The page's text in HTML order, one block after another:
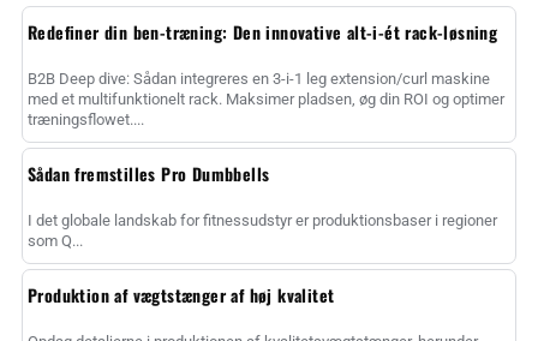
Redefiner din ben-træning: Den innovative alt-i-ét rack-løsning
B2B Deep dive: Sådan integreres en 3-i-1 leg extension/curl maskine
med et multifunktionelt rack. Maksimer pladsen, øg din ROI og optimer
træningsflowet....
Sådan fremstilles Pro Dumbbells
I det globale landskab for fitnessudstyr er produktionsbaser i regioner
som Q...
Produktion af vægtstænger af høj kvalitet